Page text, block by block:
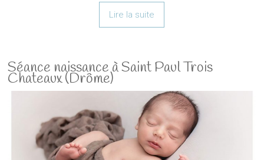
Lire la suite
Séance naissance à Saint Paul Trois
Chateaux (Drôme)